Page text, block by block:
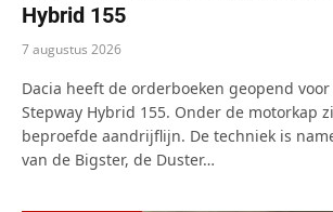
Hybrid 155
7 augustus 2026
Dacia heeft de orderboeken geopend
Stepway Hybrid 155. Onder de motorkap
beproefde aandrijflijn. De techniek is
van de Bigster, de Duster…